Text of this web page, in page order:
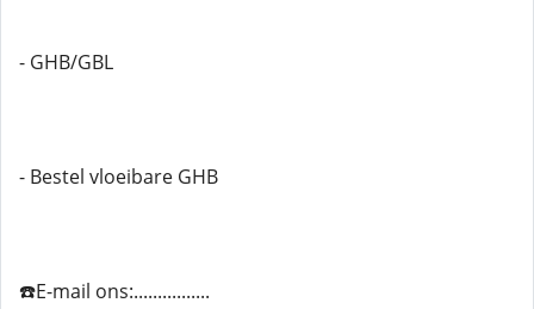
- GHB/GBL
- Bestel vloeibare GHB
☎️E-mail ons:................